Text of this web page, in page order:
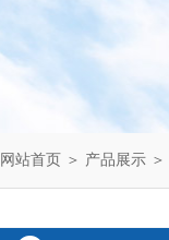
网站首页 ＞ 产品展示 ＞